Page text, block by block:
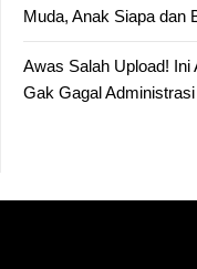
Muda, Anak Siapa dan
Awas Salah Upload!
Gak Gagal Administrasi